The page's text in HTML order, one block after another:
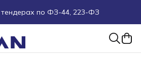
тендерах по ФЗ-44, 223-ФЗ
оборудование под ТЗ